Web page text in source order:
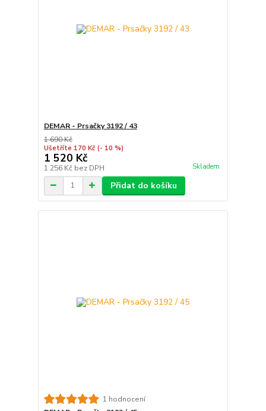
DEMAR - Prsačky 3192 / 43
1 690 Kč
Ušetříte 170 Kč (- 10 %)
1 520 Kč
1 256 Kč bez DPH Skladem
Přidat do košíku
1 hodnocení